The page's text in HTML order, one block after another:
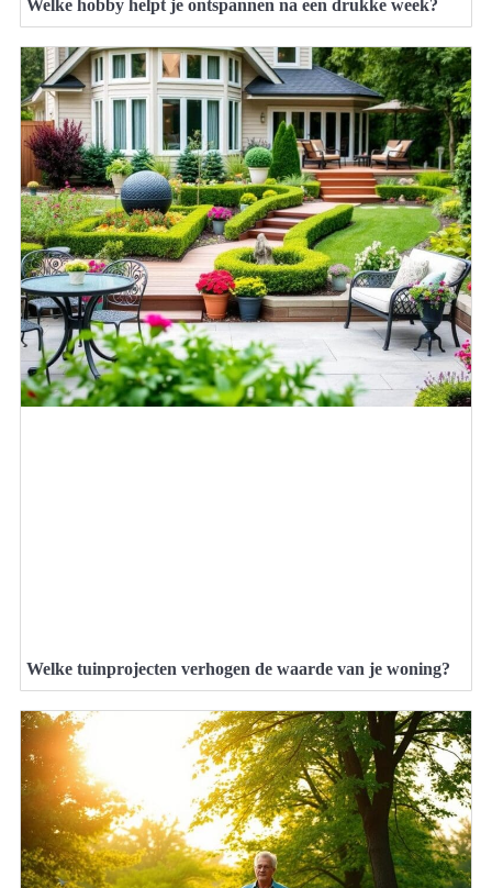
Welke hobby helpt je ontspannen na een drukke week?
Welke tuinprojecten verhogen de waarde van je woning?